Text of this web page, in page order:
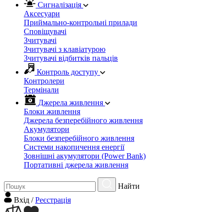
Сигналізація
Аксесуари
Приймально-контрольні прилади
Сповіщувачі
Зчитувачі
Зчитувачі з клавіатурою
Зчитувачі відбитків пальців
Контроль доступу
Контролери
Термінали
Джерела живлення
Блоки живлення
Джерела безперебійного живлення
Акумулятори
Блоки безперебійного живлення
Системи накопичення енергії
Зовнішні акумулятори (Power Bank)
Портативні джерела живлення
Найти
Вхiд /Реєстрація